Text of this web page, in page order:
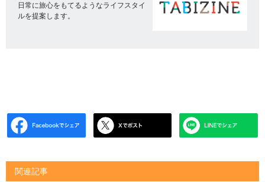
日常に旅心をもてるようなライフスタイ
ルを提案します。
関連記事